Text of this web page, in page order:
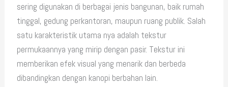
sering digunakan di berbagai jenis bangunan, baik rumah
tinggal, gedung perkantoran, maupun ruang publik. Salah
satu karakteristik utama nya adalah tekstur
permukaannya yang mirip dengan pasir. Tekstur ini
memberikan efek visual yang menarik dan berbeda
dibandingkan dengan kanopi berbahan lain.